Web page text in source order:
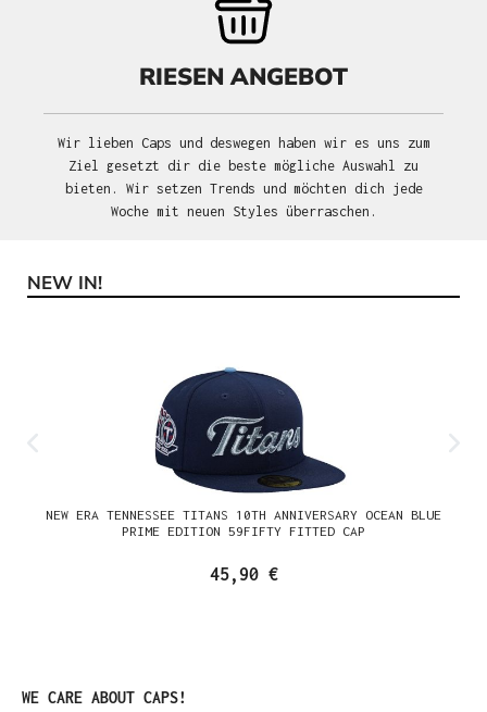
RIESEN ANGEBOT
Wir lieben Caps und deswegen haben wir es uns zum
Ziel gesetzt dir die beste mögliche Auswahl zu
bieten. Wir setzen Trends und möchten dich jede
Woche mit neuen Styles überraschen.
Produktgalerie überspringen
NEW IN!
NEW ERA TENNESSEE TITANS 10TH ANNIVERSARY OCEAN BLUE
PRIME EDITION 59FIFTY FITTED CAP
45,90 €
Produktgalerie überspringen
WE CARE ABOUT CAPS!